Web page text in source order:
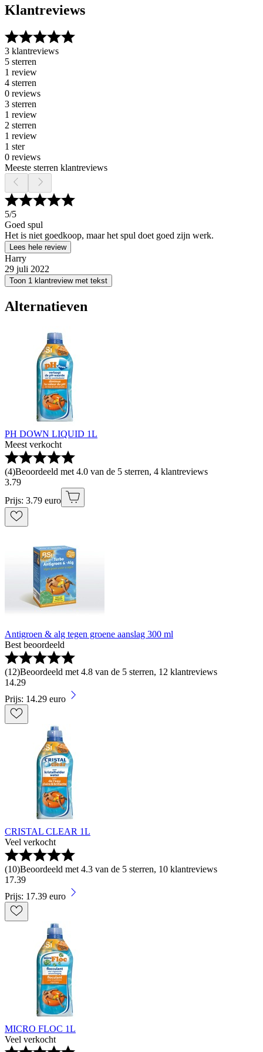
Klantreviews
3 klantreviews
5 sterren
1 review
4 sterren
0 reviews
3 sterren
1 review
2 sterren
1 review
1 ster
0 reviews
Meeste sterren klantreviews
5/5
Goed spul
Het is niet goedkoop, maar het spul doet goed zijn werk.
Lees hele review
Harry
29 juli 2022
Toon 1 klantreview met tekst
Alternatieven
PH DOWN LIQUID 1L
Meest verkocht
(4)Beoordeeld met 4.0 van de 5 sterren, 4 klantreviews
3.79
Prijs: 3.79 euro
Antigroen & alg tegen groene aanslag 300 ml
Best beoordeeld
(12)Beoordeeld met 4.8 van de 5 sterren, 12 klantreviews
14.29
Prijs: 14.29 euro
CRISTAL CLEAR 1L
Veel verkocht
(10)Beoordeeld met 4.3 van de 5 sterren, 10 klantreviews
17.39
Prijs: 17.39 euro
MICRO FLOC 1L
Veel verkocht